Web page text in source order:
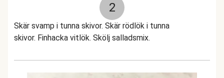
2
Skär svamp i tunna skivor. Skär rödlök i tunna
skivor. Finhacka vitlök. Skölj salladsmix.